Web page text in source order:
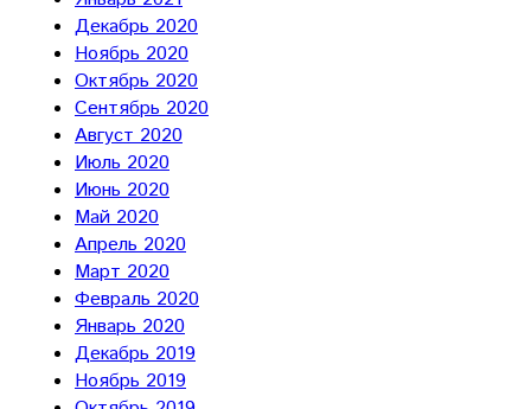
Декабрь 2020
Ноябрь 2020
Октябрь 2020
Сентябрь 2020
Август 2020
Июль 2020
Июнь 2020
Май 2020
Апрель 2020
Март 2020
Февраль 2020
Январь 2020
Декабрь 2019
Ноябрь 2019